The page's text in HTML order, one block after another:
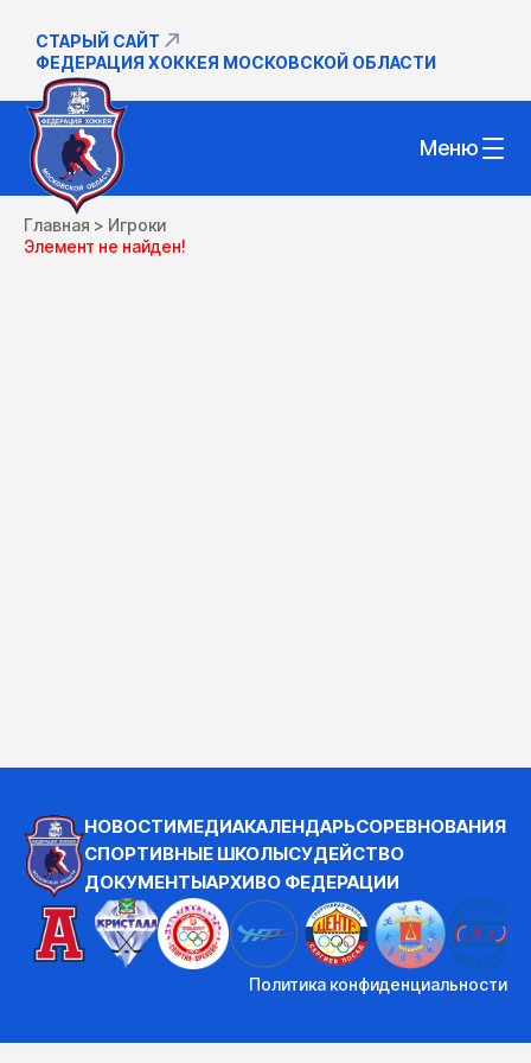
СТАРЫЙ САЙТ
ФЕДЕРАЦИЯ ХОККЕЯ МОСКОВСКОЙ ОБЛАСТИ
Меню
Главная > Игроки
Элемент не найден!
НОВОСТИМЕДИАКАЛЕНДАРЬСОРЕВНОВАНИЯ
СПОРТИВНЫЕ ШКОЛЫСУДЕЙСТВО
ДОКУМЕНТЫАРХИВО ФЕДЕРАЦИИ
Политика конфиденциальности